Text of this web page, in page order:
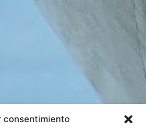
consentimiento